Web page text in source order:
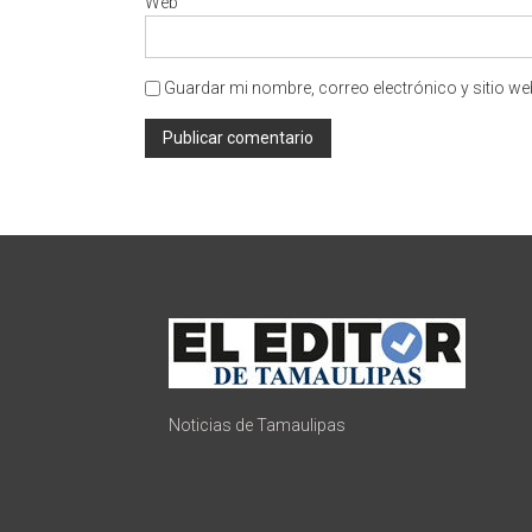
Guardar mi nombre, correo electrónico y sitio
Noticias de Tamaulipas